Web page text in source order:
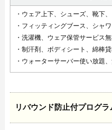
・ウェア上下、シューズ、靴下
・フィッティングブース、シャ
・洗濯機、ウェア保管サービス
・制汗剤、ボディシート、綿棒
・ウォーターサーバー使い放題
リバウンド防止付プログラ